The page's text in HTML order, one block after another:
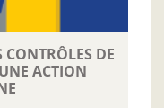
CONTRÔLES DE
ACTION